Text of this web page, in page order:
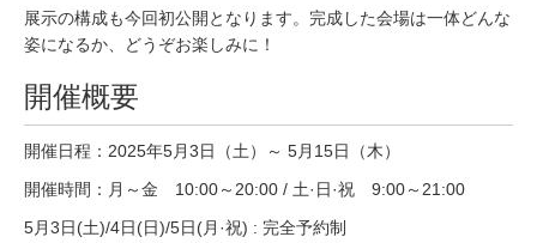
展示の構成も今回初公開となります。完成した会場は一体どんな
姿になるか、どうぞお楽しみに！
開催概要
開催日程：2025年5月3日（土）～ 5月15日（木）
開催時間：月～金 10:00～20:00 / 土·日·祝 9:00～21:00
5月3日(土)/4日(日)/5日(月·祝) : 完全予約制